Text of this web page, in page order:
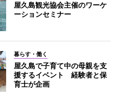
屋久島観光協会主催のワーケ
ーションセミナー
暮らす・働く
屋久島で子育て中の母親を支
援するイベント 経験者と保
育士が企画